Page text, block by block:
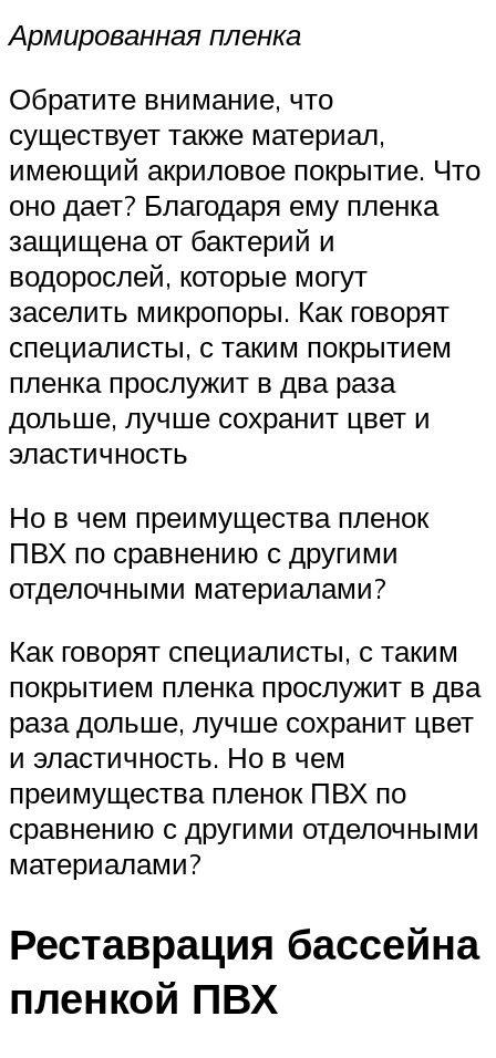
Армированная пленка
Обратите внимание, что
существует также материал,
имеющий акриловое покрытие. Что
оно дает? Благодаря ему пленка
защищена от бактерий и
водорослей, которые могут
заселить микропоры. Как говорят
специалисты, с таким покрытием
пленка прослужит в два раза
дольше, лучше сохранит цвет и
эластичность
Но в чем преимущества пленок
ПВХ по сравнению с другими
отделочными материалами?
Как говорят специалисты, с таким
покрытием пленка прослужит в два
раза дольше, лучше сохранит цвет
и эластичность. Но в чем
преимущества пленок ПВХ по
сравнению с другими отделочными
материалами?
Реставрация бассейна
пленкой ПВХ